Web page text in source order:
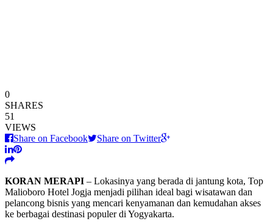
0
SHARES
51
VIEWS
Share on Facebook
Share on Twitter
KORAN MERAPI – Lokasinya yang berada di jantung kota, Top
Malioboro Hotel Jogja menjadi pilihan ideal bagi wisatawan dan
pelancong bisnis yang mencari kenyamanan dan kemudahan akses
ke berbagai destinasi populer di Yogyakarta.